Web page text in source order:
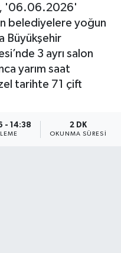
'06.06.2026'
belediyelere yoğun
Büyükşehir
3 ayrı salon
yarım saat
tarihte 71 çift
- 14:38 2 DK
OKUNMA SÜRESI